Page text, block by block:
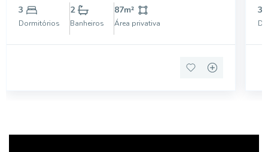
armários embutidos , uma vaga de garagem
3
Dormitórios
2
Banheiros
87m²
Área privativa
3